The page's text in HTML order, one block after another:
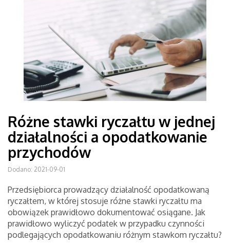
Różne stawki ryczałtu w jednej
działalności a opodatkowanie
przychodów
Dodano: 2021-09-01
Przedsiębiorca prowadzący działalność opodatkowaną
ryczałtem, w której stosuje różne stawki ryczałtu ma
obowiązek prawidłowo dokumentować osiągane. Jak
prawidłowo wyliczyć podatek w przypadku czynności
podlegających opodatkowaniu różnym stawkom ryczałtu?